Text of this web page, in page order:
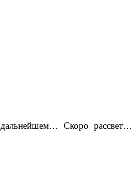
дальнейшем… Скоро рассвет…